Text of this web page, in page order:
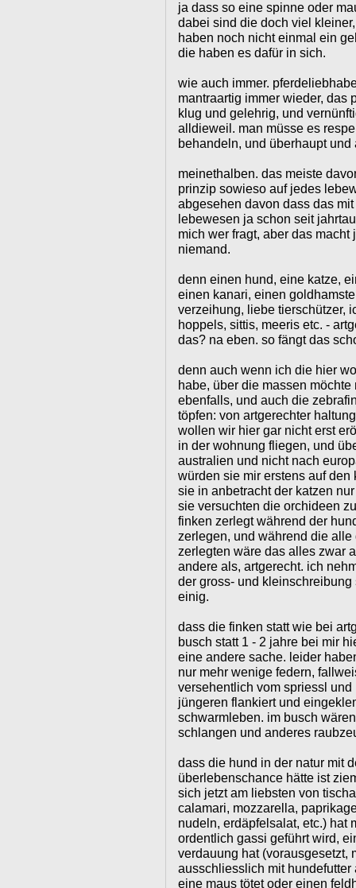
ja dass so eine spinne oder
dabei sind die doch viel
haben noch nicht einmal ein
die haben es dafür in sich.
wie auch immer.
mantraartig immer wieder, das
klug und gelehrig, und
alldieweil. man müsse es
behandeln, und überhaupt
meinethalben. das meiste
prinzip sowieso auf jedes
abgesehen davon dass das
lebewesen ja schon seit
mich wer fragt, aber das
niemand.
denn einen hund, eine katze,
einen kanari, einen
verzeihung, liebe tierschützer,
hoppels, sittis, meeris etc. -
das? na eben. so fängt das
denn auch wenn ich die hier
habe, über die massen
ebenfalls, und auch die
töpfen: von artgerechter
wollen wir hier gar nicht erst
in der wohnung fliegen, und
australien und nicht nach
würden sie mir erstens auf
sie in anbetracht der katzen
sie versuchten die orchideen
finken zerlegt während der
zerlegen, und während die
zerlegten wäre das alles zwar
andere als, artgerecht. ich
der gross- und
einig.
dass die finken statt wie bei
busch statt 1 - 2 jahre bei mir
eine andere sache. leider
nur mehr wenige federn,
versehentlich vom spriessl
jüngeren flankiert und
schwarmleben. im busch
schlangen und anderes
dass die hund in der natur mit
überlebenschance hätte ist
sich jetzt am liebsten von
calamari, mozzarella,
nudeln, erdäpfelsalat, etc.) hat
ordentlich gassi geführt wird,
verdauung hat (vorausgesetzt,
ausschliesslich mit
eine maus tötet oder einen